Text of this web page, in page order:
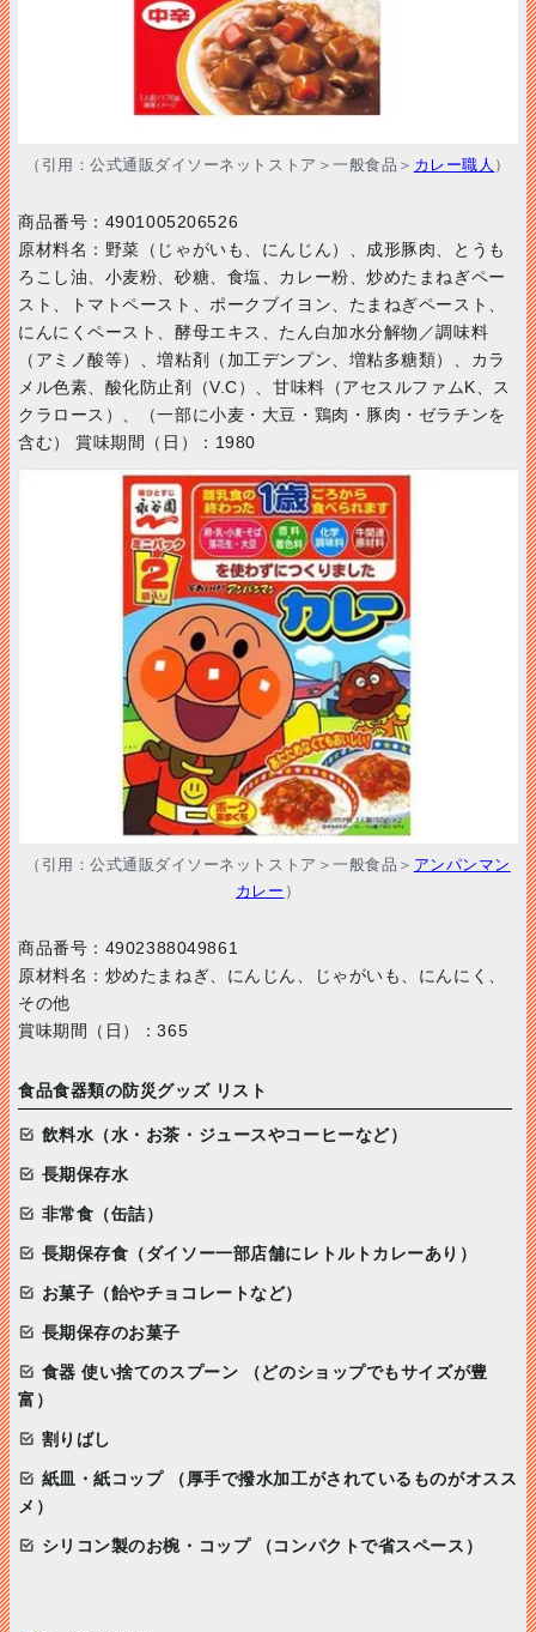
（引用：公式通販ダイソーネットストア＞一般食品＞ カレー職人 ）
商品番号：4901005206526
原材料名：野菜（じゃがいも、にんじん）、成形豚肉、とうも
ろこし油、小麦粉、砂糖、食塩、カレー粉、炒めたまねぎペー
スト、トマトペースト、ポークブイヨン、たまねぎペースト、
にんにくペースト、酵母エキス、たん白加水分解物／調味料
（アミノ酸等）、増粘剤（加工デンプン、増粘多糖類）、カラ
メル色素、酸化防止剤（V.C）、甘味料（アセスルファムK、ス
クラロース）、（一部に小麦・大豆・鶏肉・豚肉・ゼラチンを
含む） 賞味期間（日）：1980
（引用：公式通販ダイソーネットストア＞一般食品＞ アンパンマン
カレー ）
商品番号：4902388049861
原材料名：炒めたまねぎ、にんじん、じゃがいも、にんにく、
その他
賞味期間（日）：365
食品食器類の防災グッズ リスト
飲料水（水・お茶・ジュースやコーヒーなど）
長期保存水
非常食（缶詰）
長期保存食（ダイソー一部店舗にレトルトカレーあり）
お菓子（飴やチョコレートなど）
長期保存のお菓子
食器 使い捨てのスプーン （どのショップでもサイズが豊
富）
割りばし
紙皿・紙コップ （厚手で撥水加工がされているものがオスス
メ）
シリコン製のお椀・コップ （コンパクトで省スペース）